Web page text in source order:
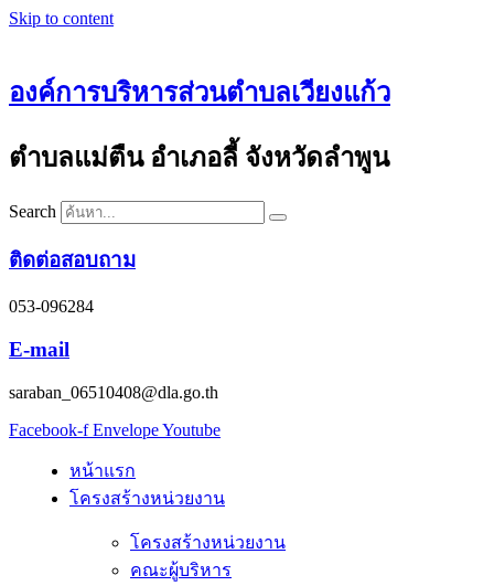
Skip to content
องค์การบริหารส่วนตำบลเวียงแก้ว
ตำบลแม่ตืน อำเภอลี้ จังหวัดลำพูน
Search
ติดต่อสอบถาม
053-096284
E-mail
saraban_06510408@dla.go.th
Facebook-f EnvelopeYoutube
หน้าแรก
โครงสร้างหน่วยงาน
โครงสร้างหน่วยงาน
คณะผู้บริหาร